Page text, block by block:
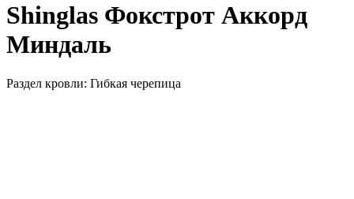
Shinglas Фокстрот Аккорд
Миндаль
Раздел кровли: Гибкая черепица